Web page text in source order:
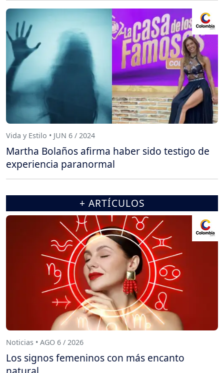
Vida y Estilo • JUN 6 / 2024
Martha Bolaños afirma haber sido testigo de
experiencia paranormal
+ ARTÍCULOS
Noticias • AGO 6 / 2026
Los signos femeninos con más encanto